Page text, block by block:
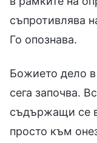
съпротивлява
Го опознава.
Божието дело в
сега започва.
съдържащи се в
просто към